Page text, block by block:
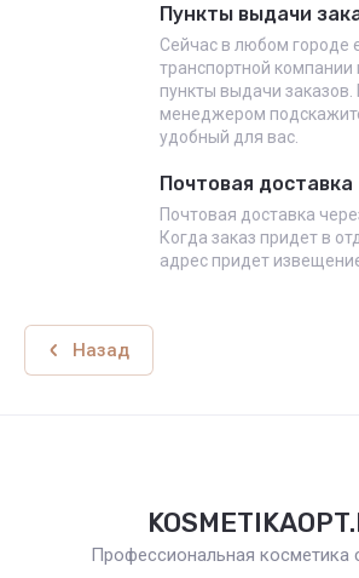
Пункты выдачи
Сейчас в любом городе
транспортной
пункты выдачи заказов.
менеджером
удобный для вас.
Почтовая доставка
Почтовая доставка
Когда заказ придет в
адрес придет
Назад
Профессиональная косметика